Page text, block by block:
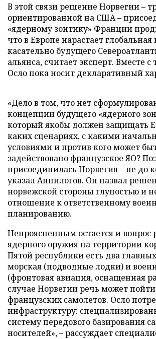
В этой связи решение Норвегии –
ориентированной на США –
«ядерному зонтику» Франции
что в Европе нарастает глобальная
касательно будущего
альянса, считает эксперт. Вместе
Осло пока носит декларативный
«Дело в том, что нет
концепции будущего «ядерного
который якобы должен защищать
каких сценариях, с какими
условиями и против кого может
задействовано французское ЯО?
присоединилась Норвегия – не до
указал Анпилогов. Он назвал
норвежской стороны глупостью и
отношение к ответственному
планированию.
Непроясненным остается и
ядерного оружия на территории
Пятой республики есть два
морская (подводные лодки) и
(фронтовая авиация, оснащенная
случае Норвегии речь может
французских самолетов. Осло
инфраструктуру:
систему передового базирования
носителей», – рассуждает